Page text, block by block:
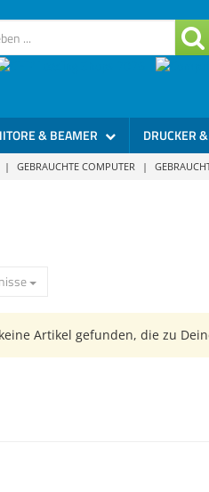
& BEAMER DRUCKER
| GEBRAUCHTE COMPUTER |
Artikel gefunden, die zu